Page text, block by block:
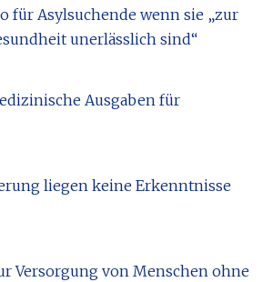
für Asylsuchende wenn sie „zur
unerlässlich sind“
Ausgaben für
liegen keine Erkenntnisse
Versorgung von Menschen ohne